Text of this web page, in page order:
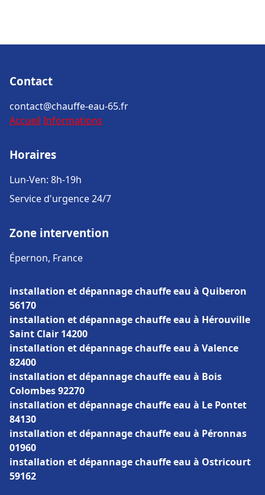
Contact
contact@chauffe-eau-65.fr
Accueil Informations
Horaires
Lun-Ven: 8h-19h
Service d'urgence 24/7
Zone intervention
Épernon, France
installation et dépannage chauffe eau à Quiberon
56170
installation et dépannage chauffe eau à Hérouville
Saint Clair 14200
installation et dépannage chauffe eau à Valence
82400
installation et dépannage chauffe eau à Bois
Colombes 92270
installation et dépannage chauffe eau à Le Pontet
84130
installation et dépannage chauffe eau à Péronnas
01960
installation et dépannage chauffe eau à Ostricourt
59162